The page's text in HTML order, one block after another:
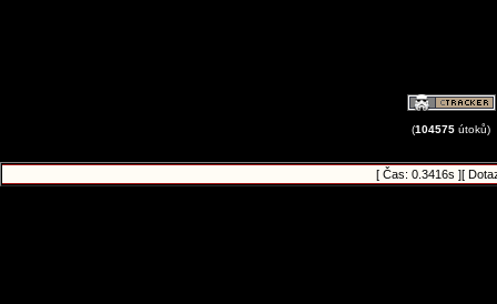
(104575 útoků)
[ Čas: 0.3416s ][